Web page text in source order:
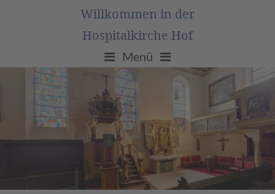
Willkommen in der
Hospitalkirche Hof
Menü